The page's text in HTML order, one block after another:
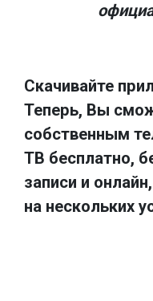
Скачивайте
Теперь, Вы
собственным
ТВ бесплатно,
записи и
на нескольких